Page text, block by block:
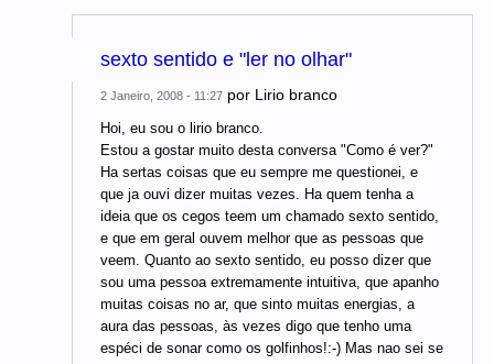
sexto sentido e "ler no olhar"
2 Janeiro, 2008 - 11:27 por Lirio branco
Hoi, eu sou o lirio branco.
Estou a gostar muito desta conversa "Como é ver?"
Ha sertas coisas que eu sempre me questionei, e
que ja ouvi dizer muitas vezes. Ha quem tenha a
ideia que os cegos teem um chamado sexto sentido,
e que em geral ouvem melhor que as pessoas que
veem. Quanto ao sexto sentido, eu posso dizer que
sou uma pessoa extremamente intuitiva, que apanho
muitas coisas no ar, que sinto muitas energias, a
aura das pessoas, às vezes digo que tenho uma
espéci de sonar como os golfinhos!:-) Mas nao sei se